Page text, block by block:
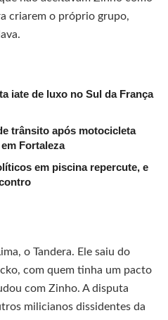
criarem o próprio grupo,
iate de luxo no Sul da França
trânsito após motocicleta
Fortaleza
em piscina repercute, e
o Tandera. Ele saiu do
com quem tinha um pacto
com Zinho. A disputa
milicianos dissidentes da